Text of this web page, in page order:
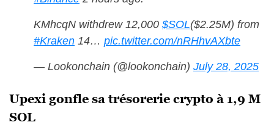
KMhcqN withdrew 12,000 $SOL($2.25M) from
#Kraken 14… pic.twitter.com/nRHhvAXbte
— Lookonchain (@lookonchain) July 28, 2025
Upexi gonfle sa trésorerie crypto à 1,9 M
SOL